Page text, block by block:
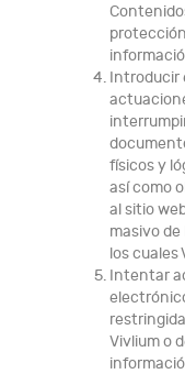
Introducir
físicos y
así como
al sitio
masivo
los cuales
Intentar
Vivlium o